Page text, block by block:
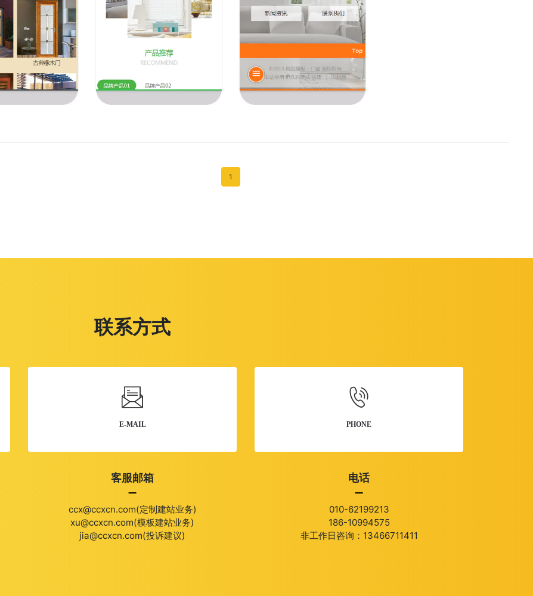
1
联系方式
E-MAIL
客服邮箱
ccx@ccxcn.com(定制建站业务)
xu@ccxcn.com(模板建站业务)
jia@ccxcn.com(投诉建议)
PHONE
电话
010-62199213
186-10994575
非工作日咨询：13466711411